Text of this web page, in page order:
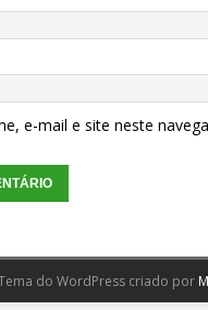
e-mail e site neste
do WordPress criado por